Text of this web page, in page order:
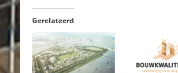
Gerelateerd